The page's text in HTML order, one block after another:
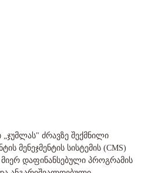
ძრავზე შექმნილი
მენეჯმენტის სისტემის (CMS)
მიერ დაფინანსებული პროგრამის